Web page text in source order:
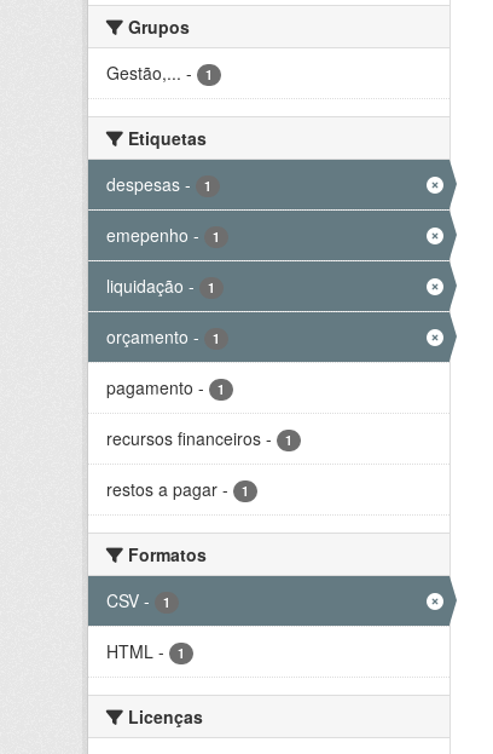
Grupos
Gestão,... - 1
Etiquetas
despesas - 1
emepenho - 1
liquidação - 1
orçamento - 1
pagamento - 1
recursos financeiros - 1
restos a pagar - 1
Formatos
CSV - 1
HTML - 1
Licenças